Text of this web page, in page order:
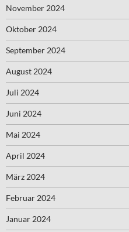
November 2024
Oktober 2024
September 2024
August 2024
Juli 2024
Juni 2024
Mai 2024
April 2024
März 2024
Februar 2024
Januar 2024